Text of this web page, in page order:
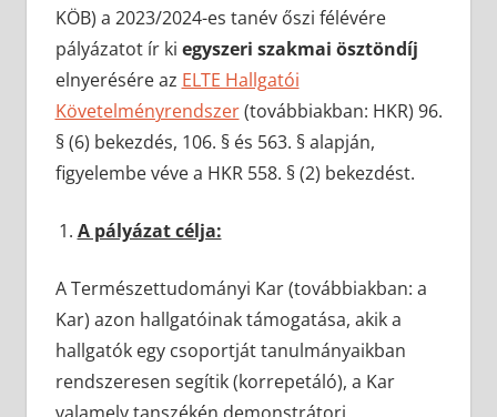
KÖB) a 2023/2024-es tanév őszi félévére
pályázatot ír ki egyszeri szakmai ösztöndíj
elnyerésére az ELTE Hallgatói
Követelményrendszer(továbbiakban: HKR) 96.
§ (6) bekezdés, 106. § és 563. § alapján,
figyelembe véve a HKR 558. § (2) bekezdést.
A pályázat célja:
A Természettudományi Kar (továbbiakban: a
Kar) azon hallgatóinak támogatása, akik a
hallgatók egy csoportját tanulmányaikban
rendszeresen segítik (korrepetáló), a Kar